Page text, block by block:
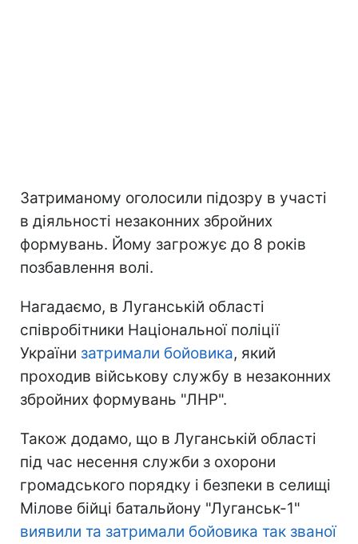
Затриманому оголосили підозру в участі
в діяльності незаконних збройних
формувань. Йому загрожує до 8 років
позбавлення волі.
Нагадаємо, в Луганській області
співробітники Національної поліції
України затримали бойовика, який
проходив військову службу в незаконних
збройних формувань "ЛНР".
Також додамо, що в Луганській області
під час несення служби з охорони
громадського порядку і безпеки в селищі
Мілове бійці батальйону "Луганськ-1"
виявили та затримали бойовика так званої